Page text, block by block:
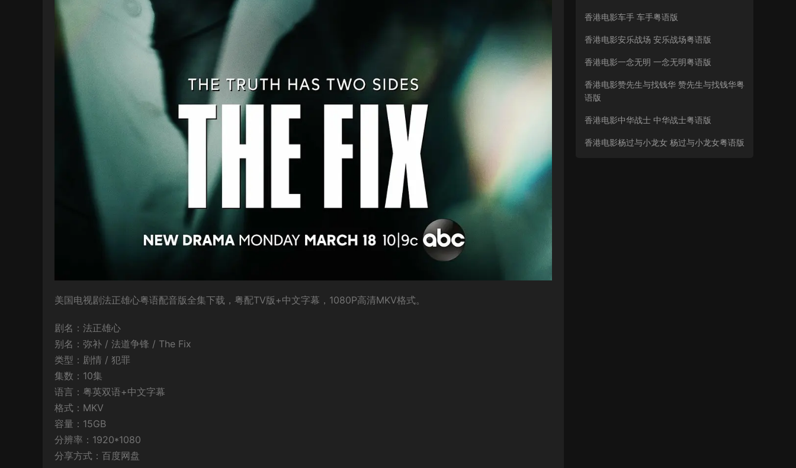
美国电视剧法正雄心粤语配音版全集下载，粤配TV版+中文字幕，1080P高清MKV格式。
剧名：法正雄心
别名：弥补 / 法道争锋 / The Fix
类型：剧情 / 犯罪
集数：10集
语言：粤英双语+中文字幕
格式：MKV
容量：15GB
分辨率：1920*1080
分享方式：百度网盘
香港电影车手 车手粤语版
香港电影安乐战场 安乐战场粤语版
香港电影一念无明 一念无明粤语版
香港电影赞先生与找钱华 赞先生与找钱华粤
语版
香港电影中华战士 中华战士粤语版
香港电影杨过与小龙女 杨过与小龙女粤语版